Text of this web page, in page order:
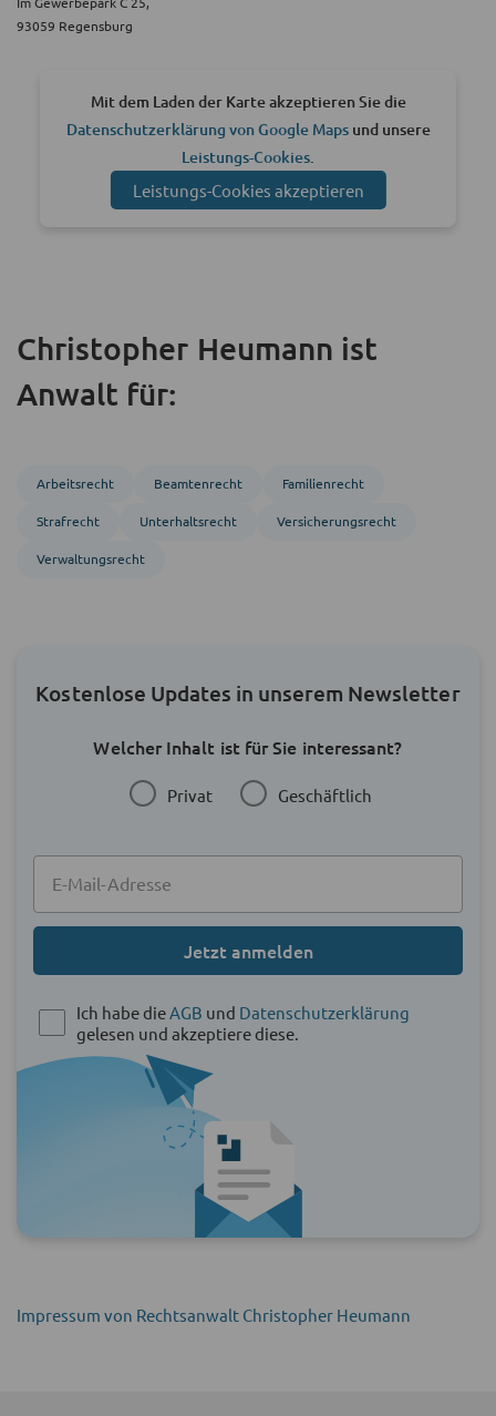
93059 Regensburg
Mit dem Laden der Karte akzeptieren Sie die
Datenschutzerklärung von Google Mapsund unsere
Leistungs-Cookies
Leistungs-Cookies akzeptieren
Christopher Heumann ist
Anwalt für:
Arbeitsrecht Beamten­recht Familienrecht
Strafrecht Unterhaltsrecht Versicherungsrecht
Verwaltungsrecht
Kostenlose Updates in unserem Newsletter
Welcher Inhalt ist für Sie interessant?
Privat Geschäftlich
Jetzt anmelden
Ich habe die AGB und Datenschutzerklärung
gelesen und akzeptiere diese.
Impressum von Rechtsanwalt Christopher Heumann